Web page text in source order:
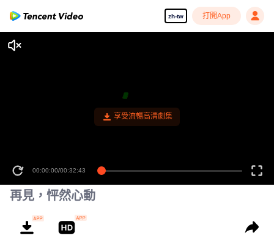
zh-tw 打開App
享受流暢高清劇集
00:00:00/00:32:43
再見，怦然心動